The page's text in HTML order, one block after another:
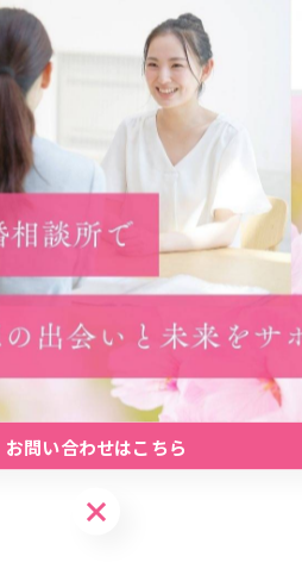
関連タグ
#会員数
お問い合わせはこちら
お問い合わせはこちら